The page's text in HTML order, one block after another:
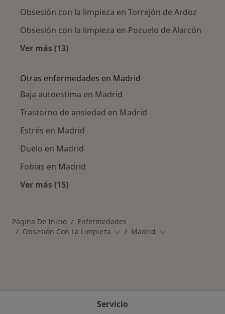
Obsesión con la limpieza en Torrejón de Ardoz
Obsesión con la limpieza en Pozuelo de Alarcón
Ver más (13)
Otras enfermedades en Madrid
Baja autoestima en Madrid
Trastorno de ansiedad en Madrid
Estrés en Madrid
Duelo en Madrid
Fobias en Madrid
Ver más (15)
Página De Inicio
Enfermedades
Obsesión Con La Limpieza Cambiar de ciudad
Madrid Cambiar de ciudad
Servicio